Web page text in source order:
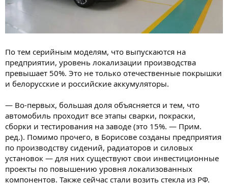
По тем серийным моделям, что выпускаются на
предприятии, уровень локализации производства
превышает 50%. Это не только отечественные покрышки
и белорусские и российские аккумуляторы.
— Во-первых, большая доля объясняется и тем, что
автомобиль проходит все этапы сварки, покраски,
сборки и тестирования на заводе (это 15%. — Прим.
ред.). Помимо прочего, в Борисове созданы предприятия
по производству сидений, радиаторов и силовых
установок — для них существуют свои инвестиционные
проекты по повышению уровня локализованных
компонентов. Также сейчас стали возить стекла из РФ.